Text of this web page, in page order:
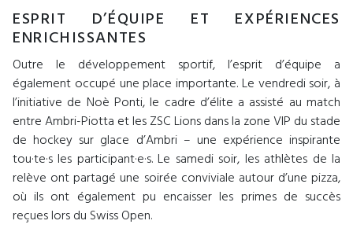
ESPRIT D’ÉQUIPE ET EXPÉRIENCES
ENRICHISSANTES
Outre le développement sportif, l’esprit d’équipe a
également occupé une place importante. Le vendredi soir, à
l’initiative de Noè Ponti, le cadre d’élite a assisté au match
entre Ambri-Piotta et les ZSC Lions dans la zone VIP du stade
de hockey sur glace d’Ambri – une expérience inspirante
tou·te·s les participant·e·s. Le samedi soir, les athlètes de la
relève ont partagé une soirée conviviale autour d’une pizza,
où ils ont également pu encaisser les primes de succès
reçues lors du Swiss Open.